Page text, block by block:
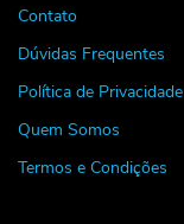
Contato
Dúvidas Frequentes
Política de Privacidade
Quem Somos
Termos e Condições